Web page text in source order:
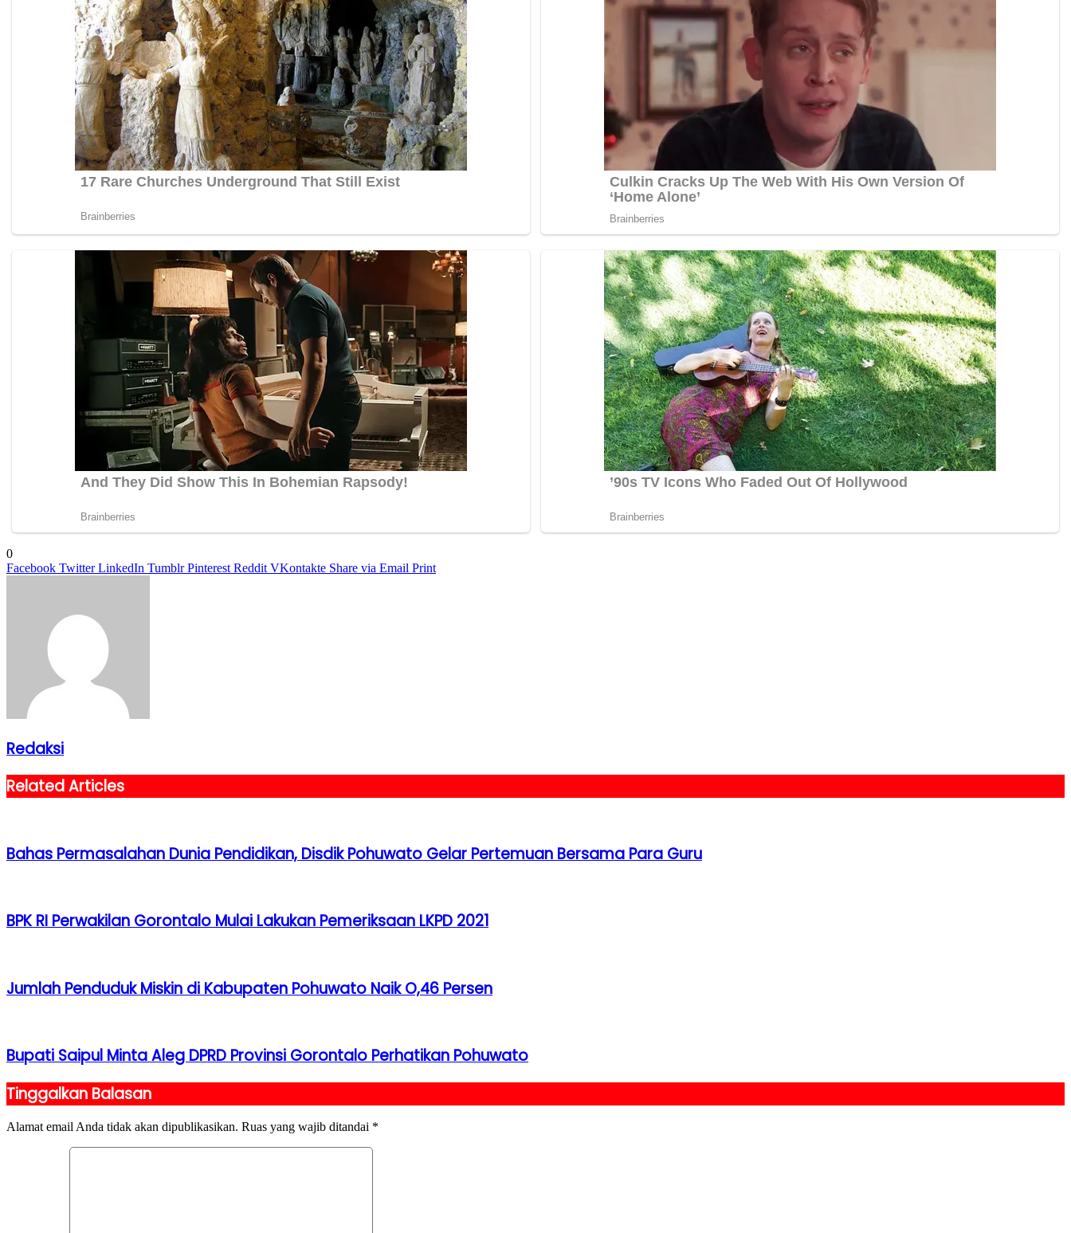
0
Facebook Twitter LinkedIn Tumblr Pinterest Reddit VKontakte Share via Email Print
Redaksi
Related Articles
Bahas Permasalahan Dunia Pendidikan, Disdik Pohuwato Gelar Pertemuan Bersama Para Guru
BPK RI Perwakilan Gorontalo Mulai Lakukan Pemeriksaan LKPD 2021
Jumlah Penduduk Miskin di Kabupaten Pohuwato Naik O,46 Persen
Bupati Saipul Minta Aleg DPRD Provinsi Gorontalo Perhatikan Pohuwato
Tinggalkan Balasan
Alamat email Anda tidak akan dipublikasikan. Ruas yang wajib ditandai *